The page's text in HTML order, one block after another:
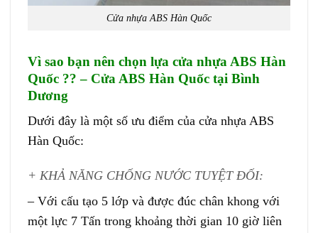
Cửa nhựa ABS Hàn Quốc
Vì sao bạn nên chọn lựa cửa nhựa ABS Hàn
Quốc ?? – Cửa ABS Hàn Quốc tại Bình
Dương
Dưới đây là một số ưu điểm của cửa nhựa ABS
Hàn Quốc:
+ KHẢ NĂNG CHỐNG NƯỚC TUYỆT ĐỐI:
– Với cấu tạo 5 lớp và được đúc chân khong với
một lực 7 Tấn trong khoảng thời gian 10 giờ liên